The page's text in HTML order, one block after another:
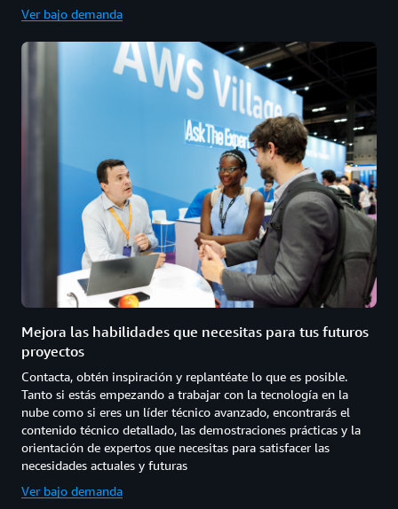
Ver bajo demanda
Mejora las habilidades que necesitas para tus futuros
proyectos
Contacta, obtén inspiración y replantéate lo que es posible.
Tanto si estás empezando a trabajar con la tecnología en la
nube como si eres un líder técnico avanzado, encontrarás el
contenido técnico detallado, las demostraciones prácticas y la
orientación de expertos que necesitas para satisfacer las
necesidades actuales y futuras
Ver bajo demanda